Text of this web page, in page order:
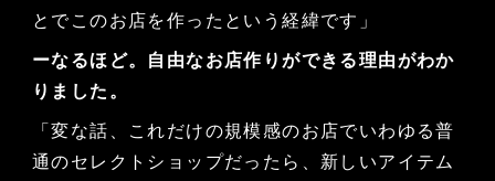
とでこのお店を作ったという経緯です」
ーなるほど。自由なお店作りができる理由がわか
りました。
「変な話、これだけの規模感のお店でいわゆる普
通のセレクトショップだったら、新しいアイテム